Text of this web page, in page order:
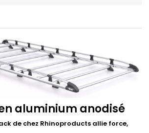
aluminium anodisé
de chez Rhinoproducts allie force,